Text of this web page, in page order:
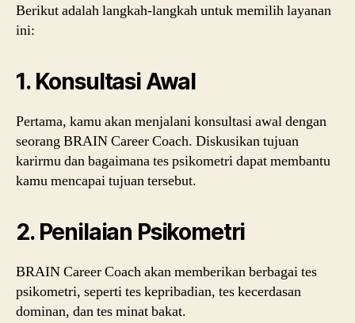
Berikut adalah langkah-langkah untuk memilih layanan
ini:
1. Konsultasi Awal
Pertama, kamu akan menjalani konsultasi awal dengan
seorang BRAIN Career Coach. Diskusikan tujuan
karirmu dan bagaimana tes psikometri dapat membantu
kamu mencapai tujuan tersebut.
2. Penilaian Psikometri
BRAIN Career Coach akan memberikan berbagai tes
psikometri, seperti tes kepribadian, tes kecerdasan
dominan, dan tes minat bakat.